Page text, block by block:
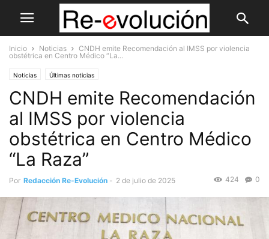
Inicio Noticias
CNDH emite Recomendación al IMSS por violencia
obstétrica en Centro Médico “La...
Noticias Últimas noticias
CNDH emite Recomendación
al IMSS por violencia
obstétrica en Centro Médico
“La Raza”
Por Redacción Re-Evolución - 2 de julio de 2025 0
424